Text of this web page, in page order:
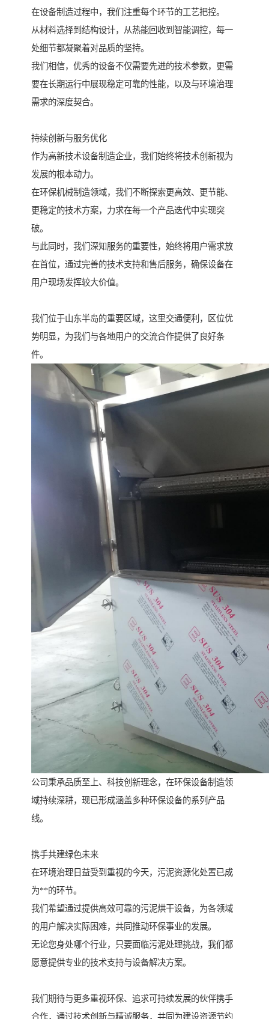
在设备制造过程中，我们注重每个环节的工艺把控。
从材料选择到结构设计，从热能回收到智能调控，每一
处细节都凝聚着对品质的坚持。
我们相信，优秀的设备不仅需要先进的技术参数，更需
要在长期运行中展现稳定可靠的性能，以及与环境治理
需求的深度契合。
持续创新与服务优化
作为高新技术设备制造企业，我们始终将技术创新视为
发展的根本动力。
在环保机械制造领域，我们不断探索更高效、更节能、
更稳定的技术方案，力求在每一个产品迭代中实现突
破。
与此同时，我们深知服务的重要性，始终将用户需求放
在首位，通过完善的技术支持和售后服务，确保设备在
用户现场发挥较大价值。
我们位于山东半岛的重要区域，这里交通便利，区位优
势明显，为我们与各地用户的交流合作提供了良好条
件。
公司秉承品质至上、科技创新理念，在环保设备制造领
域持续深耕，现已形成涵盖多种环保设备的系列产品
线。
携手共建绿色未来
在环境治理日益受到重视的今天，污泥资源化处置已成
为**的环节。
我们希望通过提供高效可靠的污泥烘干设备，为各领域
的用户解决实际困难，共同推动环保事业的发展。
无论您身处哪个行业，只要面临污泥处理挑战，我们都
愿意提供专业的技术支持与设备解决方案。
我们期待与更多重视环保、追求可持续发展的伙伴携手
合作，通过技术创新与精诚服务，共同为建设资源节约